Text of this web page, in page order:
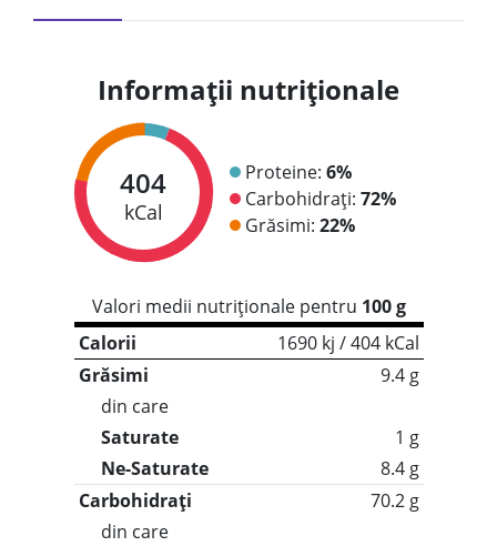
Informații nutriționale
404
kCal
Proteine: 6%
Carbohidrați: 72%
Grăsimi: 22%
Valori medii nutriționale pentru 100 g
Calorii
1690 kj / 404 kCal
Grăsimi
9.4 g
din care
Saturate
1 g
Ne-Saturate
8.4 g
Carbohidrați
70.2 g
din care